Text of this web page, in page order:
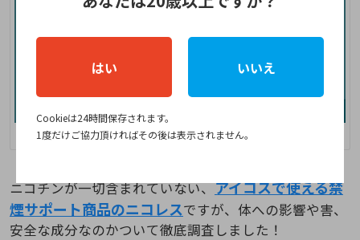
出典：ニコレス
ニコチンが一切含まれていない、アイコスで使える禁
煙サポート商品のニコレスですが、体への影響や害、
安全な成分なのかついて徹底調査しました！
はい いいえ
Cookieは24時間保存されます。
1度だけご協力頂ければその後は表示されません。